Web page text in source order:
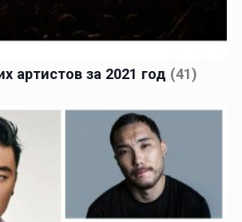
артистов за 2021 год (41)